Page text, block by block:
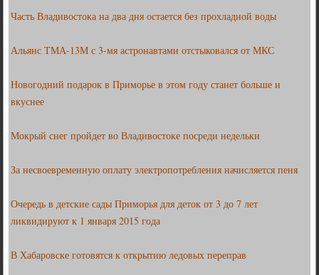
Часть Владивостока на два дня остается без прохладной воды
Альянс ТМА-13М с 3-мя астронавтами отстыковался от МКС
Новогодний подарок в Приморье в этом году станет больше и
вкуснее
Мокрый снег пройдет во Владивостоке посреди недельки
За несвоевременную оплату электропотребления начисляется пеня
Очередь в детские сады Приморья для деток от 3 до 7 лет
ликвидируют к 1 января 2015 года
В Хабаровске готовятся к открытию ледовых переправ